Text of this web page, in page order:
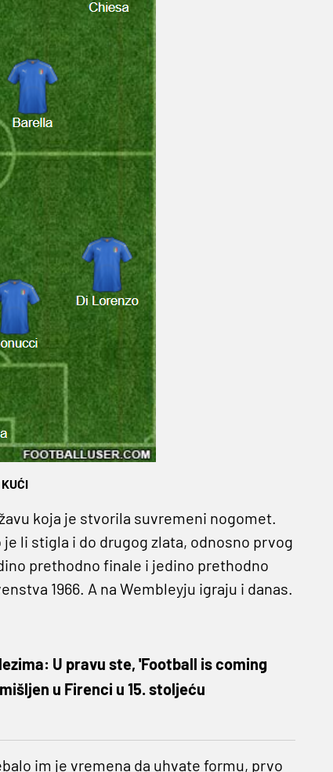
koja je stvorila suvremeni nogomet.
li stigla i do drugog zlata, odnosno prvog
prethodno finale i jedino prethodno
1966. A na Wembleyju igraju i danas.
U pravu ste, 'Football is coming
u Firenci u 15. stoljeću
im je vremena da uhvate formu, prvo